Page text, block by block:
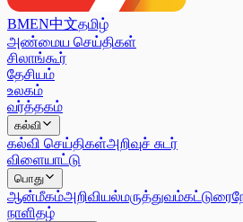
BMEN中文தமிழ்
அண்மைய செய்திகள்
சிலாங்கூர்
தேசியம்
உலகம்
வர்த்தகம்
கல்வி
கல்வி செய்திகள்அறிவுச் சுடர்
விளையாட்டு
பொது
ஆன்மீகம்அறிவியல்மருத்துவம்கட்டுரை
நாளிதழ்